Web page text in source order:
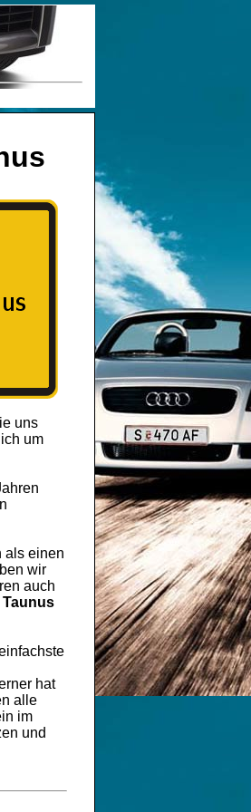
uns
um
als einen
wir
auch
hat
alle
im
und